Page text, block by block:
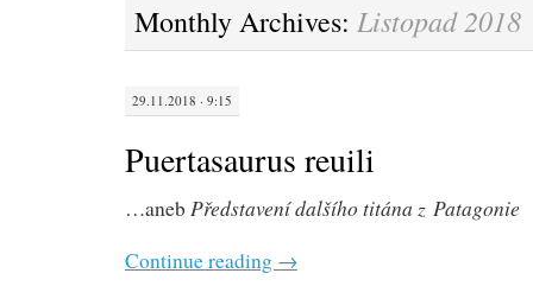
Monthly Archives: Listopad 2018
29.11.2018 · 9:15
Puertasaurus reuili
…aneb Představení dalšího titána z Patagonie
Continue reading →